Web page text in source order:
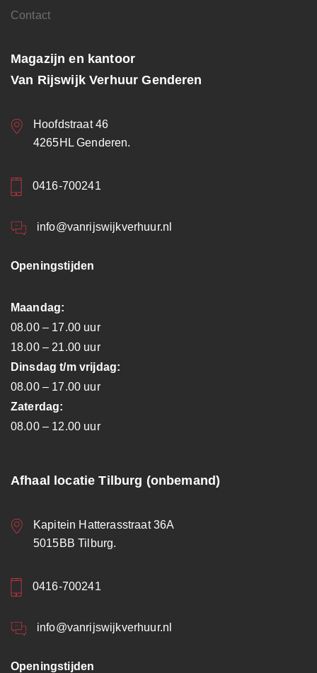
Contact
Magazijn en kantoor
Van Rijswijk Verhuur Genderen
Hoofdstraat 46
4265HL Genderen.
0416-700241
info@vanrijswijkverhuur.nl
Openingstijden
Maandag:
08.00 – 17.00 uur
18.00 – 21.00 uur
Dinsdag t/m vrijdag:
08.00 – 17.00 uur
Zaterdag:
08.00 – 12.00 uur
Afhaal locatie Tilburg (onbemand)
Kapitein Hatterasstraat 36A
5015BB Tilburg.
0416-700241
info@vanrijswijkverhuur.nl
Openingstijden